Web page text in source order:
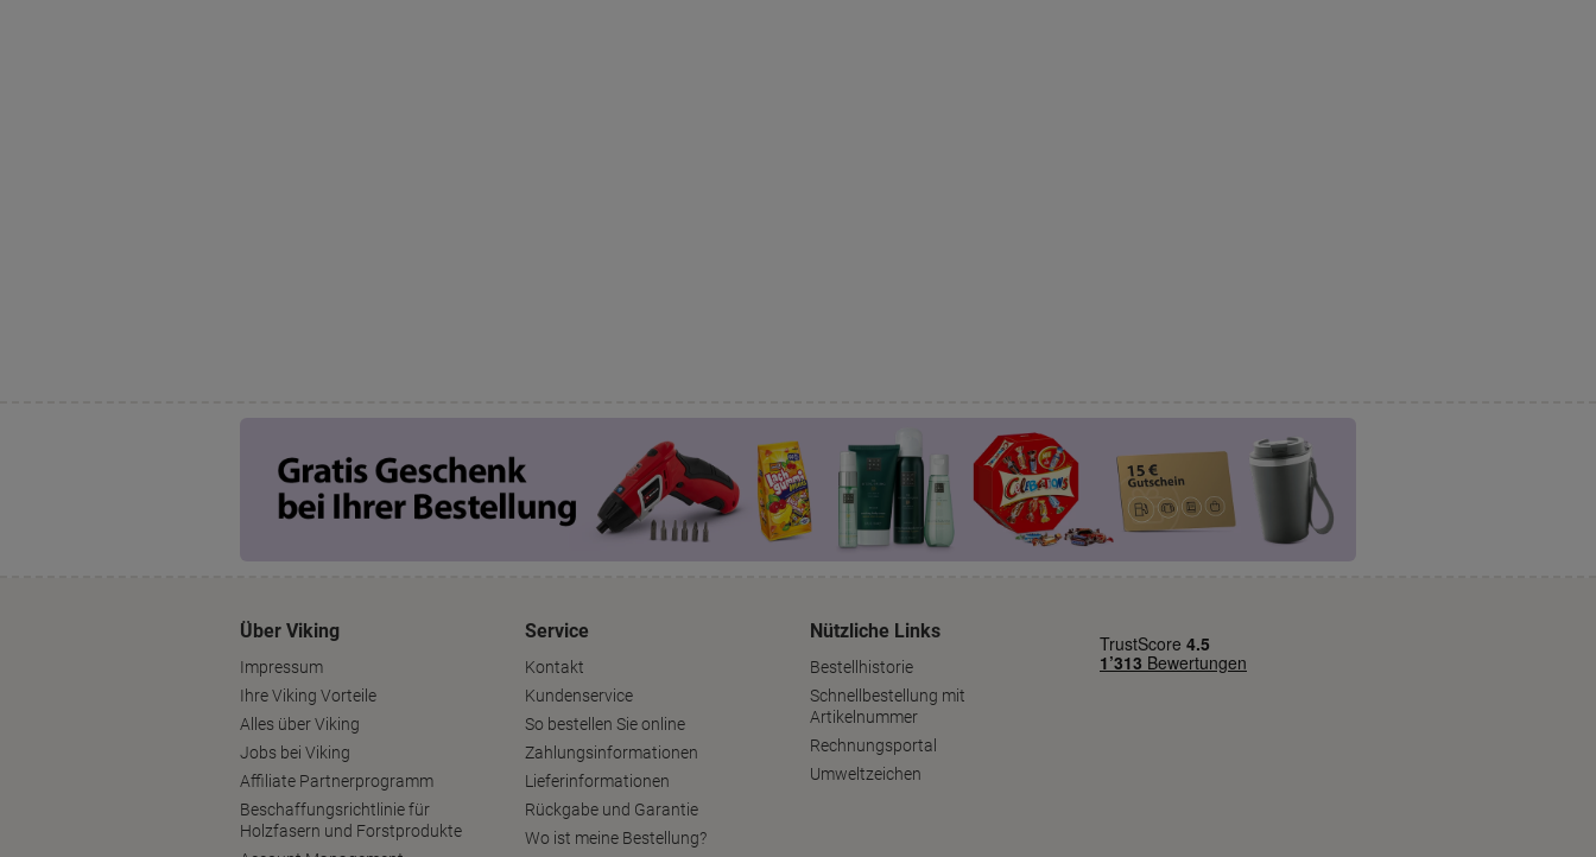
Über Viking
Impressum
Ihre Viking Vorteile
Alles über Viking
Jobs bei Viking
Affiliate Partnerprogramm
Beschaffungsrichtlinie für
Holzfasern und Forstprodukte
Service
Kontakt
Kundenservice
So bestellen Sie online
Zahlungsinformationen
Lieferinformationen
Rückgabe und Garantie
Wo ist meine Bestellung?
Nützliche Links
Bestellhistorie
Schnellbestellung mit
Artikelnummer
Rechnungsportal
Umweltzeichen